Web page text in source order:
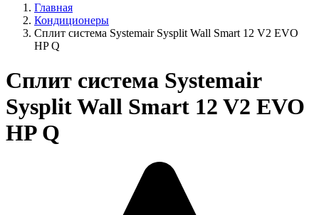
Главная
Кондиционеры
Сплит система Systemair Sysplit Wall Smart 12 V2 EVO
HP Q
Сплит система Systemair
Sysplit Wall Smart 12 V2 EVO
HP Q